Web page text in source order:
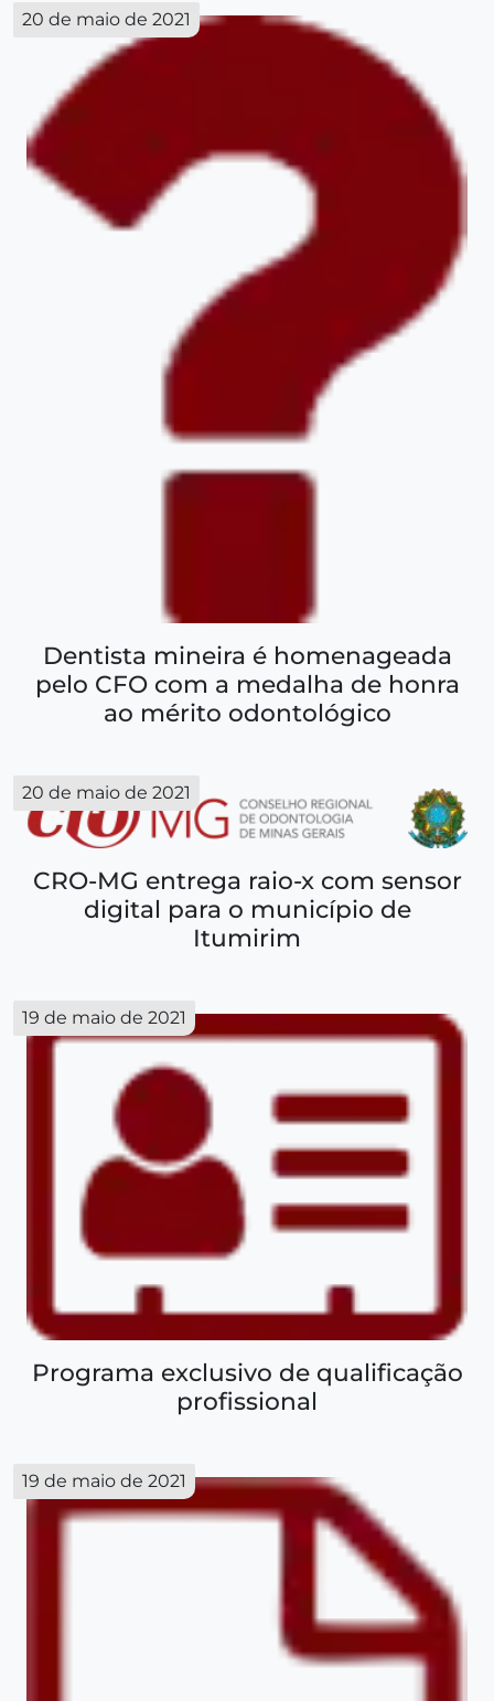
20 de maio de 2021
Dentista mineira é homenageada
pelo CFO com a medalha de honra
ao mérito odontológico
20 de maio de 2021
CRO-MG entrega raio-x com sensor
digital para o município de
Itumirim
19 de maio de 2021
Programa exclusivo de qualificação
profissional
19 de maio de 2021